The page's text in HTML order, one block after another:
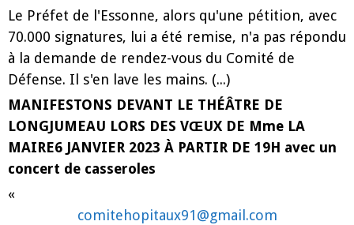
Le Préfet de l'Essonne, alors qu'une pétition, avec
70.000 signatures, lui a été remise, n'a pas répondu
à la demande de rendez-vous du Comité de
Défense. Il s'en lave les mains. (...)
MANIFESTONS DEVANT LE THÉÂTRE DE
LONGJUMEAU LORS DES VŒUX DE Mme LA
MAIRE6 JANVIER 2023 À PARTIR DE 19H avec un
concert de casseroles
«
comitehopitaux91@gmail.com